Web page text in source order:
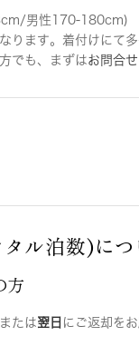
男性170-180cm)
ります。着付けにて
でも、まずはお問合せ
ル泊数)につ
方
たは翌日 にご返却を